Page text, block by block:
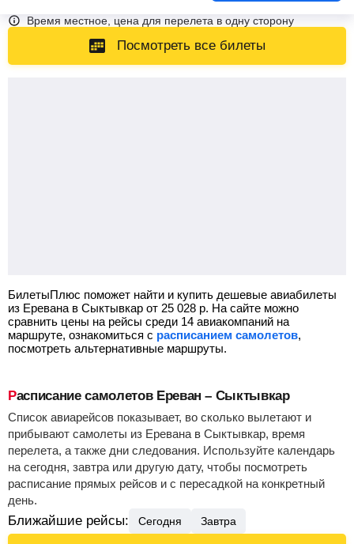
Время местное, цена для перелета в одну сторону
Посмотреть все билеты
БилетыПлюс поможет найти и купить дешевые авиабилеты
из Еревана в Сыктывкар от 25 028 р. На сайте можно
сравнить цены на рейсы среди 14 авиакомпаний на
маршруте, ознакомиться с расписанием самолетов,
посмотреть альтернативные маршруты.
Расписание самолетов Ереван – Сыктывкар
Список авиарейсов показывает, во сколько вылетают и
прибывают самолеты из Еревана в Сыктывкар, время
перелета, а также дни следования. Используйте календарь
на сегодня, завтра или другую дату, чтобы посмотреть
расписание прямых рейсов и с пересадкой на конкретный
день.
Ближайшие рейсы: Сегодня Завтра